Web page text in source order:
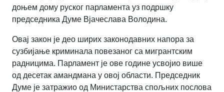
доњем дому руског парламента уз подршку
председника Думе Вјачеслава Володина.
Овај закон је део ширих законодавних напора за
сузбијање криминала повезаног са мигрантским
радницима. Парламент је ове године усвојио више
од десетак амандмана у овој области. Председник
Думе је затражио од Министарства спољних послова